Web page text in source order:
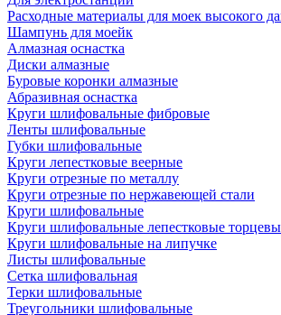
Расходные материалы для моек высокого
Шампунь для моейк
Алмазная оснастка
Диски алмазные
Буровые коронки алмазные
Абразивная оснастка
Круги шлифовальные фибровые
Ленты шлифовальные
Губки шлифовальные
Круги лепестковые веерные
Круги отрезные по металлу
Круги отрезные по нержавеющей стали
Круги шлифовальные
Круги шлифовальные лепестковые
Круги шлифовальные на липучке
Листы шлифовальные
Сетка шлифовальная
Терки шлифовальные
Треугольники шлифовальные